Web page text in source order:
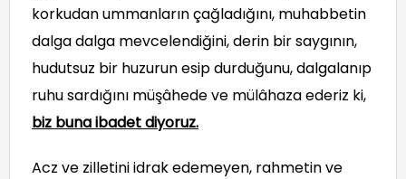
korkudan ummanların çağladığını, muhabbetin
dalga dalga mevcelendiğini, derin bir saygının,
hudutsuz bir huzurun esip durduğunu, dalgalanıp
ruhu sardığını müşâhede ve mülâhaza ederiz ki,
biz buna ibadet diyoruz.
Acz ve zilletini idrak edemeyen, rahmetin ve